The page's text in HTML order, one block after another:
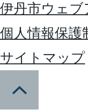
伊丹市ウェ
個人情報保護
サイトマップ